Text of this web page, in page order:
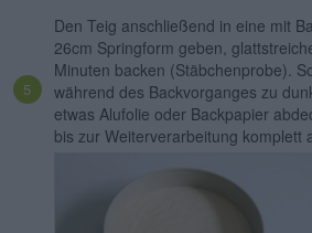
Den Teig anschließend in eine mit
26cm Springform geben,
Minuten backen (Stäbchenprobe).
während des Backvorganges zu
etwas Alufolie oder Backpapier
bis zur Weiterverarbeitung komplett